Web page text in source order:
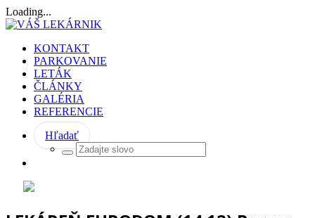
Loading...
KONTAKT
PARKOVANIE
LETÁK
ČLÁNKY
GALÉRIA
REFERENCIE
Hľadať